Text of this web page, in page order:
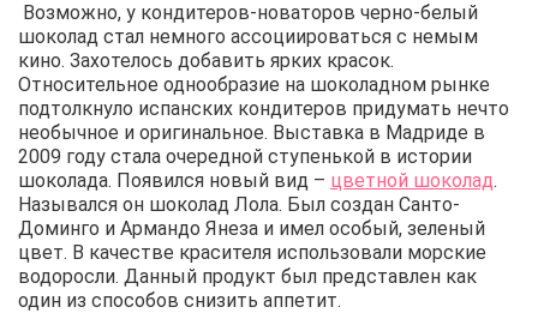
Возможно, у кондитеров-новаторов черно-белый
шоколад стал немного ассоциироваться с немым
кино. Захотелось добавить ярких красок.
Относительное однообразие на шоколадном рынке
подтолкнуло испанских кондитеров придумать нечто
необычное и оригинальное. Выставка в Мадриде в
2009 году стала очередной ступенькой в истории
шоколада. Появился новый вид – цветной шоколад.
Назывался он шоколад Лола. Был создан Санто-
Доминго и Армандо Янеза и имел особый, зеленый
цвет. В качестве красителя использовали морские
водоросли. Данный продукт был представлен как
один из способов снизить аппетит.